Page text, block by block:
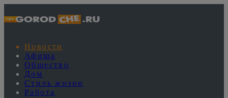
Новости
Афиша
Общество
Дом
Стиль жизни
Работа